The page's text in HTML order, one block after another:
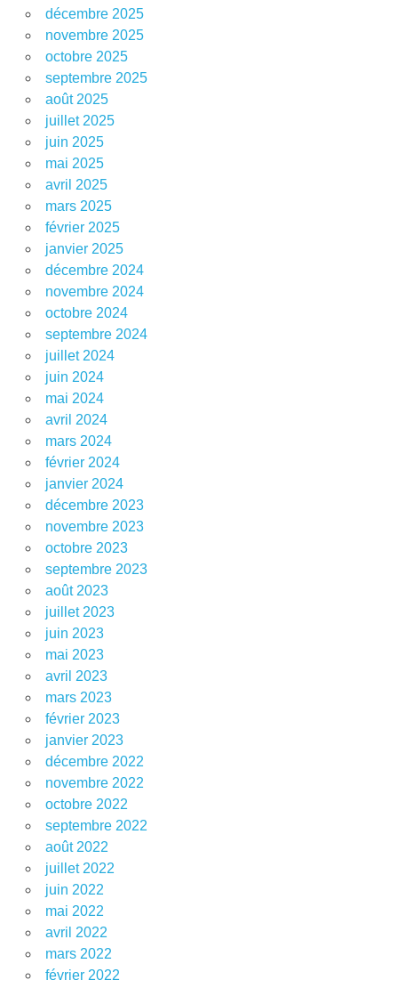
décembre 2025
novembre 2025
octobre 2025
septembre 2025
août 2025
juillet 2025
juin 2025
mai 2025
avril 2025
mars 2025
février 2025
janvier 2025
décembre 2024
novembre 2024
octobre 2024
septembre 2024
juillet 2024
juin 2024
mai 2024
avril 2024
mars 2024
février 2024
janvier 2024
décembre 2023
novembre 2023
octobre 2023
septembre 2023
août 2023
juillet 2023
juin 2023
mai 2023
avril 2023
mars 2023
février 2023
janvier 2023
décembre 2022
novembre 2022
octobre 2022
septembre 2022
août 2022
juillet 2022
juin 2022
mai 2022
avril 2022
mars 2022
février 2022